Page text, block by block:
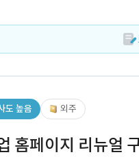
도 높음 외주
홈페이지 리뉴얼